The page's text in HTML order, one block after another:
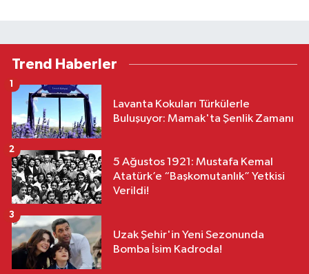
Trend Haberler
Lavanta Kokuları Türkülerle
Buluşuyor: Mamak'ta Şenlik Zamanı
1
5 Ağustos 1921: Mustafa Kemal
Atatürk’e “Başkomutanlık” Yetkisi
Verildi!
2
Uzak Şehir'in Yeni Sezonunda
Bomba İsim Kadroda!
3